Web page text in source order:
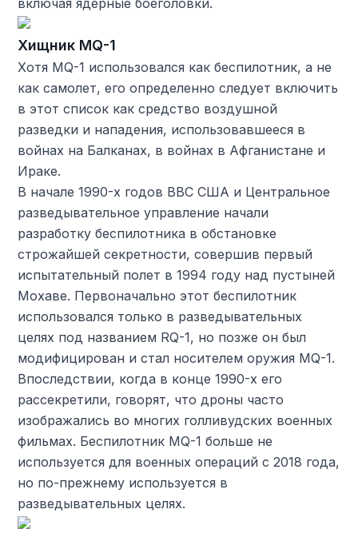
включая ядерные боеголовки.
Хищник MQ-1
Хотя MQ-1 использовался как беспилотник, а не
как самолет, его определенно следует включить
в этот список как средство воздушной
разведки и нападения, использовавшееся в
войнах на Балканах, в войнах в Афганистане и
Ираке.
В начале 1990-х годов ВВС США и Центральное
разведывательное управление начали
разработку беспилотника в обстановке
строжайшей секретности, совершив первый
испытательный полет в 1994 году над пустыней
Мохаве. Первоначально этот беспилотник
использовался только в разведывательных
целях под названием RQ-1, но позже он был
модифицирован и стал носителем оружия MQ-1.
Впоследствии, когда в конце 1990-х его
рассекретили, говорят, что дроны часто
изображались во многих голливудских военных
фильмах. Беспилотник MQ-1 больше не
используется для военных операций с 2018 года,
но по-прежнему используется в
разведывательных целях.